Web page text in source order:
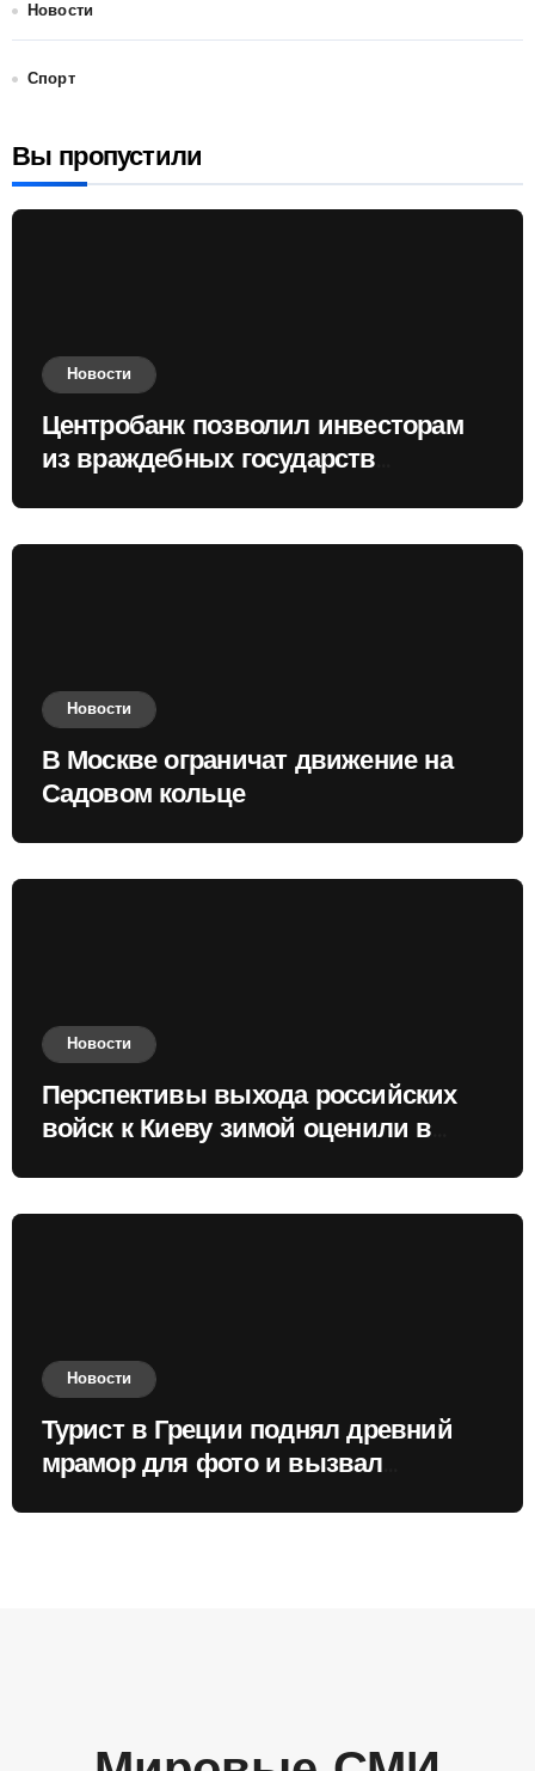
Новости
Спорт
Вы пропустили
Новости
Центробанк позволил инвесторам
из враждебных государств
Новости
В Москве ограничат движение на
Садовом кольце
Новости
Перспективы выхода российских
войск к Киеву зимой оценили в
Новости
Турист в Греции поднял древний
мрамор для фото и вызвал